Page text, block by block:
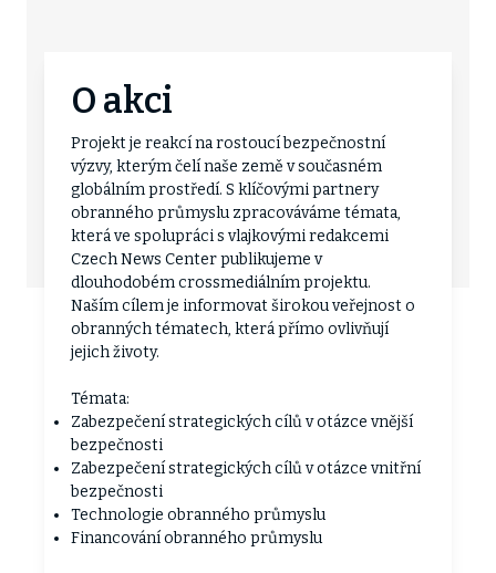
O akci
Projekt je reakcí na rostoucí bezpečnostní
výzvy, kterým čelí naše země v současném
globálním prostředí. S klíčovými partnery
obranného průmyslu zpracováváme témata,
která ve spolupráci s vlajkovými redakcemi
Czech News Center publikujeme v
dlouhodobém crossmediálním projektu.
Naším cílem je informovat širokou veřejnost o
obranných tématech, která přímo ovlivňují
jejich životy.
Témata:
Zabezpečení strategických cílů v otázce vnější
bezpečnosti
Zabezpečení strategických cílů v otázce vnitřní
bezpečnosti
Technologie obranného průmyslu
Financování obranného průmyslu